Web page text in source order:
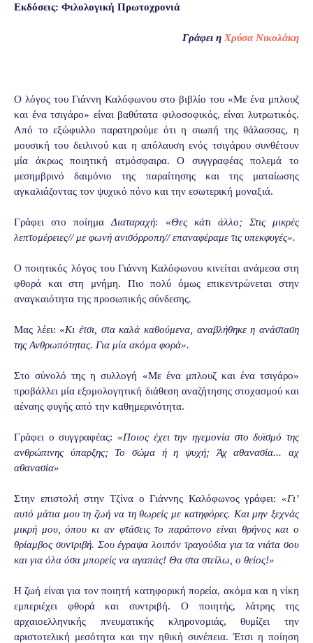
Εκδόσεις: Φιλολογική Πρωτοχρονιά
Γράφει η Χρύσα Νικολάκη
Ο λόγος του Γιάννη Καλόφωνου στο βιβλίο του «Με ένα μπλουζ
και ένα τσιγάρο» είναι βαθύτατα φιλοσοφικός, είναι λυτρωτικός.
Από το εξώφυλλο παρατηρούμε ότι η σιωπή της θάλασσας, η
μουσική του δειλινού και η απόλαυση ενός τσιγάρου συνθέτουν
μία άκρως ποιητική ατμόσφαιρα. Ο συγγραφέας πολεμά το
μεσημβρινό δαιμόνιο της παραίτησης και της ματαίωσης
αγκαλιάζοντας τον ψυχικό πόνο και την εσωτερική μοναξιά.
Γράφει στο ποίημαΔιαταραχή: «Θες κάτι άλλο; Στις μικρές
λεπτομέρειες// με φωνή ανισόρροπη// επαναφέραμε τις υπεκφυγές».
Ο ποιητικός λόγος του Γιάννη Καλόφωνου κινείται ανάμεσα στη
φθορά και στη μνήμη. Πιο πολύ όμως επικεντρώνεται στην
αναγκαιότητα της προσωπικής σύνδεσης.
Μας λέει: «Κι έτσι, στα καλά καθούμενα, αναβλήθηκε η ανάσταση
της Ανθρωπότητας. Για μία ακόμα φορά».
Στο σύνολό της η συλλογή «Με ένα μπλουζ και ένα τσιγάρο»
προβάλλει μία εξομολογητική διάθεση αναζήτησης στοχασμού και
αέναης φυγής από την καθημερινότητα.
Γράφει ο συγγραφέας: «Ποιος έχει την ηγεμονία στο δυϊσμό της
ανθρώπινης ύπαρξης; Το σώμα ή η ψυχή; Άχ αθανασία... αχ
αθανασία»
Στην επιστολή στην Τζίνα ο Γιάννης Καλόφωνος γράφει: «Γι’
αυτό μάτια μου τη ζωή να τη θωρείς με κατηφόρες. Και μην ξεχνάς
μικρή μου, όπου κι αν φτάσεις το παράπονο είναι θρήνος και ο
θρίαμβος συντριβή. Σου έγραψα λοιπόν τραγούδια για τα νιάτα σου
και για όλα όσα μπορείς να αγαπάς! Θα στα στείλω, ο θείος!»
Η ζωή είναι για τον ποιητή κατηφορική πορεία, ακόμα και η νίκη
εμπεριέχει φθορά και συντριβή. Ο ποιητής, λάτρης της
αρχαιοελληνικής πνευματικής κληρονομιάς, θυμίζει την
αριστοτελική μεσότητα και την ηθική συνέπεια. Έτσι η ποίηση